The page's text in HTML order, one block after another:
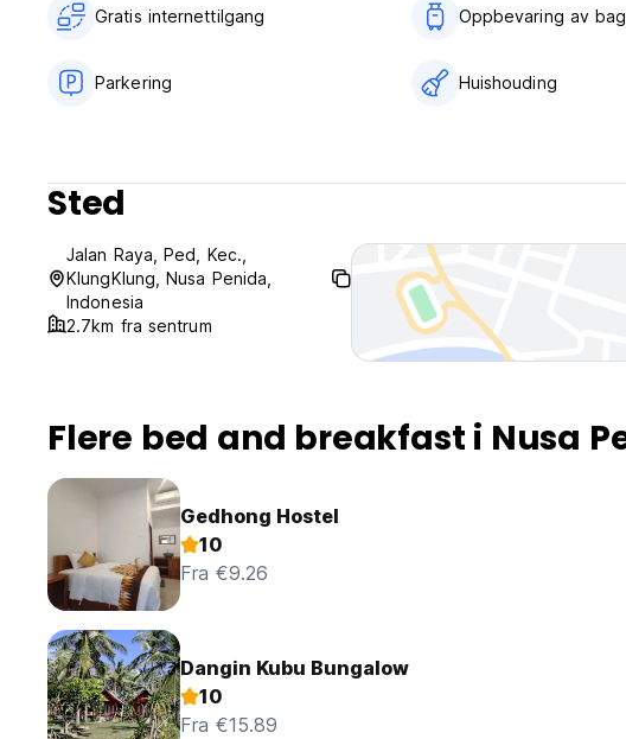
Antall tillatte barnesenger avhenger av alternativet du velger. Sjekk
Det er ingen ekstra senger tilgjengelig på denne eiendommen.
Det er ingen alderskrav for innsjekking
Godkjente betalingsmåter
MaestroMastercardVisaUnionPay kredittkortDiners Club
Kontanter godtas ikke
Villa Kaliente godkjenner disse kortene, og forbeholder seg retten til
Fester
Kjæledyr er ikke tillatt.
(Auto-translated from original language)
Gratis internettilgang Oppbevaring av
Parkering Huishouding
Sted
Jalan Raya, Ped, Kec.,
KlungKlung, Nusa Penida,
Indonesia
2.7km fra sentrum
Flere bed and breakfast i Nusa
Gedhong Hostel
10
Fra €9.26
Dangin Kubu Bungalow
10
Fra €15.89